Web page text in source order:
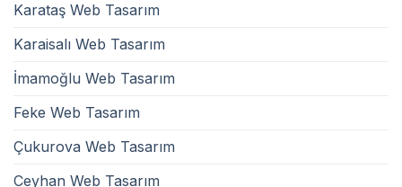
Karataş Web Tasarım
Karaisalı Web Tasarım
İmamoğlu Web Tasarım
Feke Web Tasarım
Çukurova Web Tasarım
Ceyhan Web Tasarım